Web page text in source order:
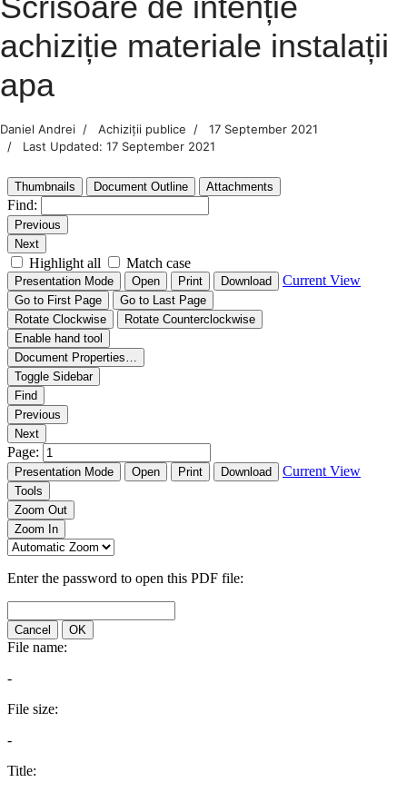
achiziție materiale instalații
apa
Daniel Andrei Achiziții publice
17 September 2021
Last Updated: 17 September 2021